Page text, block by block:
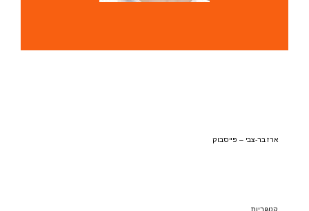
ארז בר-צבי – פייסבוק
קטגוריות